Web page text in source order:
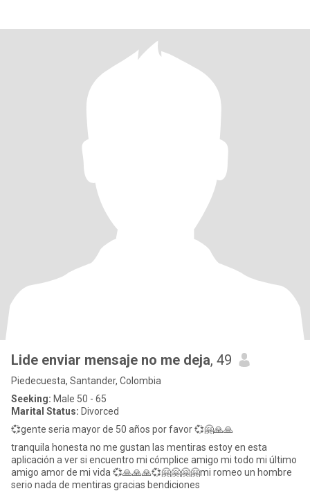
Lide enviar mensaje no me deja, 49
Piedecuesta, Santander, Colombia
Seeking: Male 50 - 65
Marital Status: Divorced
💞gente seria mayor de 50 años por favor 💞🤗🙏🙏
tranquila honesta no me gustan las mentiras estoy en esta
aplicación a ver si encuentro mi cómplice amigo mi todo mi último
amigo amor de mi vida 💞🙏🙏🙏💞🤗🤗🤗🤗mi romeo un hombre
serio nada de mentiras gracias bendiciones